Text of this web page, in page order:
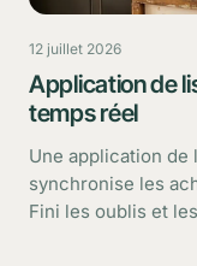
12 juillet 2026
Application de
temps réel
Une application de
synchronise les
Fini les oublis et